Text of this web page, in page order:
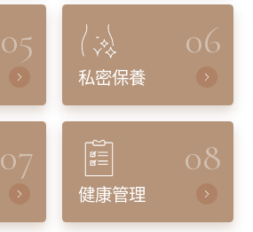
05 06
私密保養
07 08
健康管理